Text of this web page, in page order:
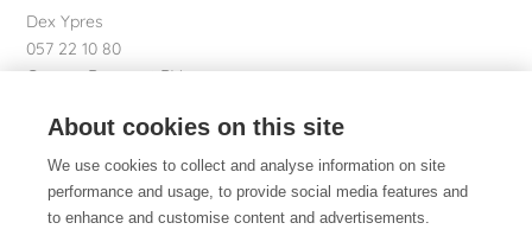
Dex Ypres
057 22 10 80
Garage Bossaert BV
051 26 01 01
About cookies on this site
We use cookies to collect and analyse information on site
performance and usage, to provide social media features and
to enhance and customise content and advertisements.